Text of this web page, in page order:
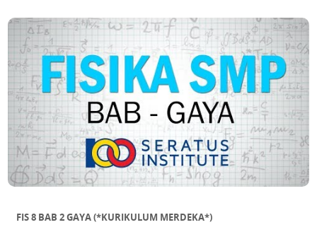
FIS 8 BAB 2 GAYA (*KURIKULUM MERDEKA*)